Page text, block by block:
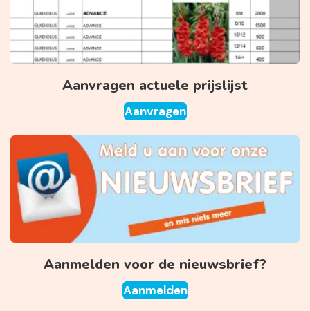
Aanvragen actuele prijslijst
Aanvragen
Aanmelden voor de nieuwsbrief?
Aanmelden